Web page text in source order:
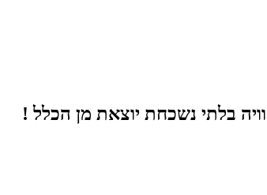
בלתי נשכחת יוצאת מן הכלל !